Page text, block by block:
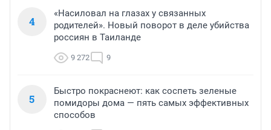
4
«Насиловал на глазах у связанных
родителей». Новый поворот в деле убийства
россиян в Таиланде
9 272 9
5
Быстро покраснеют: как соспеть зеленые
помидоры дома — пять самых эффективных
способов